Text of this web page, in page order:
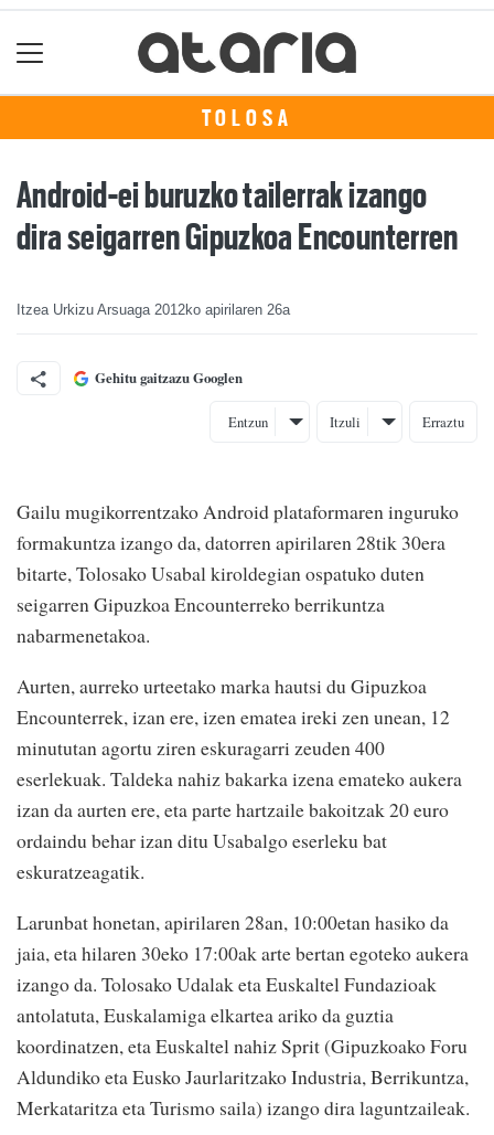
TOLOSA
Android-ei buruzko tailerrak izango
dira seigarren Gipuzkoa Encounterren
Itzea Urkizu Arsuaga 2012ko apirilaren 26a
Gehitu gaitzazu Googlen
Entzun Itzuli Erraztu
Gailu mugikorrentzako Android plataformaren inguruko
formakuntza izango da, datorren apirilaren 28tik 30era
bitarte, Tolosako Usabal kiroldegian ospatuko duten
seigarren Gipuzkoa Encounterreko berrikuntza
nabarmenetakoa.
Aurten, aurreko urteetako marka hautsi du Gipuzkoa
Encounterrek, izan ere, izen ematea ireki zen unean, 12
minututan agortu ziren eskuragarri zeuden 400
eserlekuak. Taldeka nahiz bakarka izena emateko aukera
izan da aurten ere, eta parte hartzaile bakoitzak 20 euro
ordaindu behar izan ditu Usabalgo eserleku bat
eskuratzeagatik.
Larunbat honetan, apirilaren 28an, 10:00etan hasiko da
jaia, eta hilaren 30eko 17:00ak arte bertan egoteko aukera
izango da. Tolosako Udalak eta Euskaltel Fundazioak
antolatuta, Euskalamiga elkartea ariko da guztia
koordinatzen, eta Euskaltel nahiz Sprit (Gipuzkoako Foru
Aldundiko eta Eusko Jaurlaritzako Industria, Berrikuntza,
Merkataritza eta Turismo saila) izango dira laguntzaileak.